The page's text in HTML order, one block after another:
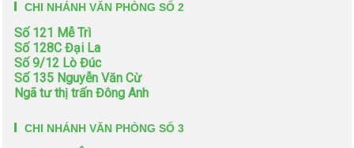
CHI NHÁNH VĂN PHÒNG SỐ 2
Số 121 Mễ Trì
Số 128C Đại La
Số 9/12 Lò Đúc
Số 135 Nguyễn Văn Cừ
Ngã tư thị trấn Đông Anh
CHI NHÁNH VĂN PHÒNG SỐ 3